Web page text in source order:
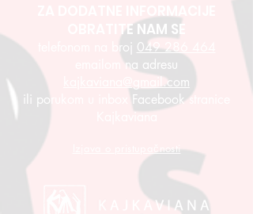
ZA DODATNE INFORMACIJE
OBRATITE NAM SE
telefonom na broj 049 286 464
emailom na adresu
kajkaviana@gmail.com
ili porukom u inbox Facebook stranice
Kajkaviana
Izjava o pristupačnosti